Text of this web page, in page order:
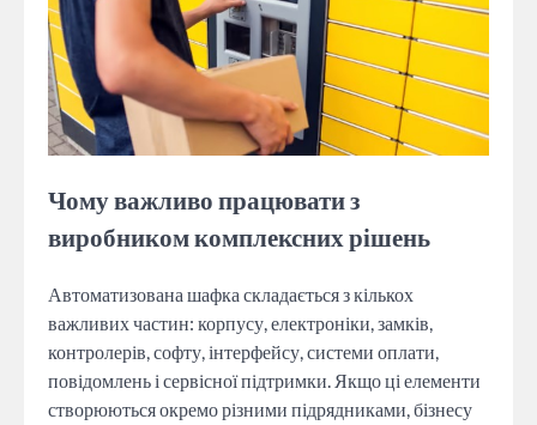
Чому важливо працювати з
виробником комплексних рішень
Автоматизована шафка складається з кількох
важливих частин: корпусу, електроніки, замків,
контролерів, софту, інтерфейсу, системи оплати,
повідомлень і сервісної підтримки. Якщо ці елементи
створюються окремо різними підрядниками, бізнесу